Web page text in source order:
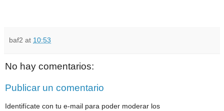
baf2 at 10:53
No hay comentarios:
Publicar un comentario
Identifícate con tu e-mail para poder moderar los